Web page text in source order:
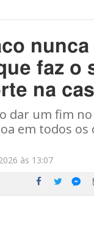
nunca
faz o
na
dar um fim no
em todos os
às 13:07
Compartilhe